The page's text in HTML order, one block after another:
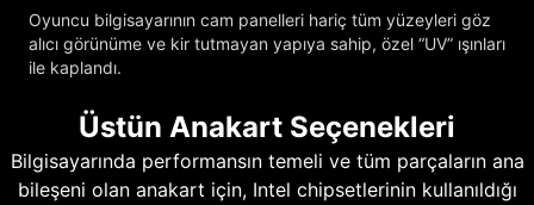
Oyuncu bilgisayarının cam panelleri hariç tüm yüzeyleri göz
alıcı görünüme ve kir tutmayan yapıya sahip, özel “UV” ışınları
ile kaplandı.
Üstün Anakart Seçenekleri
Bilgisayarında performansın temeli ve tüm parçaların ana
bileşeni olan anakart için, Intel chipsetlerinin kullanıldığı